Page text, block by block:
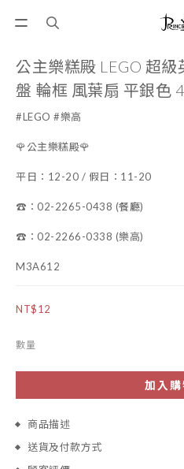
公主樂糕殿 LEGO 超
盤 輪框 風葉扇 平銀色
#LEGO #樂高
🌹公主樂糕殿🌹
平日：12-20 / 假日：11-20
☎️：02-2265-0438 (餐廳)
☎️：02-2266-0338 (樂高)
M3A612
NT$12
數量
加入購
商品描述
送貨及付款方式